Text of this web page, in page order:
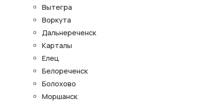
Вытегра
Воркута
Дальнереченск
Карталы
Елец
Белореченск
Болохово
Моршанск